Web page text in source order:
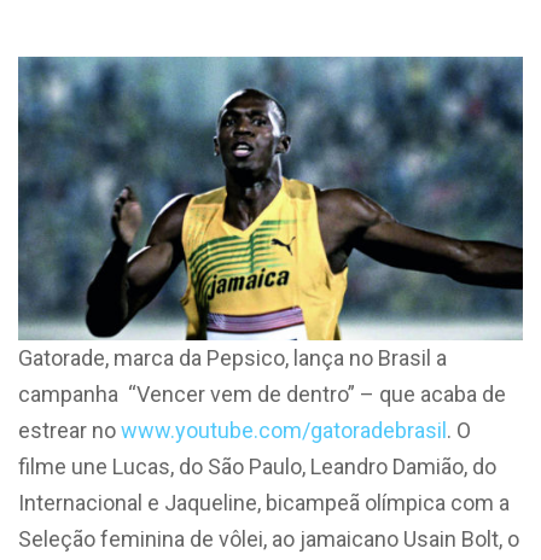
Gatorade, marca da Pepsico, lança no Brasil a
campanha “Vencer vem de dentro” – que acaba de
estrear nowww.youtube.com/gatoradebrasil. O
filme une Lucas, do São Paulo, Leandro Damião, do
Internacional e Jaqueline, bicampeã olímpica com a
Seleção feminina de vôlei, ao jamaicano Usain Bolt, o